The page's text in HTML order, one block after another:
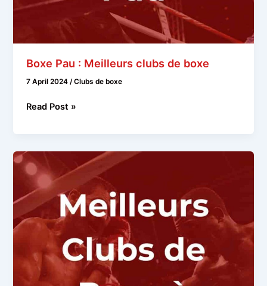
Boxe Pau : Meilleurs clubs de boxe
7 April 2024 /Clubs de boxe
Boxe
Meilleurs
clubs
de
boxe
Read Post »